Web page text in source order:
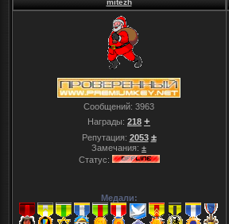
mitezh
Сообщений: 3963
Награды: 218 +
Репутация: 2053 ±
Замечания: ±
Статус:
Медали: